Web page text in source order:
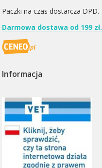
Paczki na czas dostarcza DPD.
Darmowa dostawa od 199 zł.
Informacja